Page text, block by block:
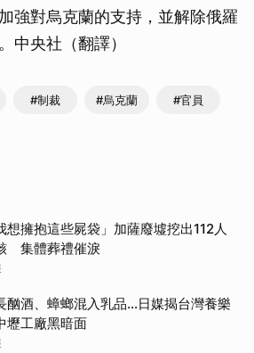
強對烏克蘭的支持，並解除俄羅
中央社（翻譯）
#制裁 #烏克蘭 #官員
想擁抱這些屍袋」加薩廢墟挖出112人
集體葬禮催淚
酗酒、蟑螂混入乳品...日媒揭台灣養樂
壢工廠黑暗面